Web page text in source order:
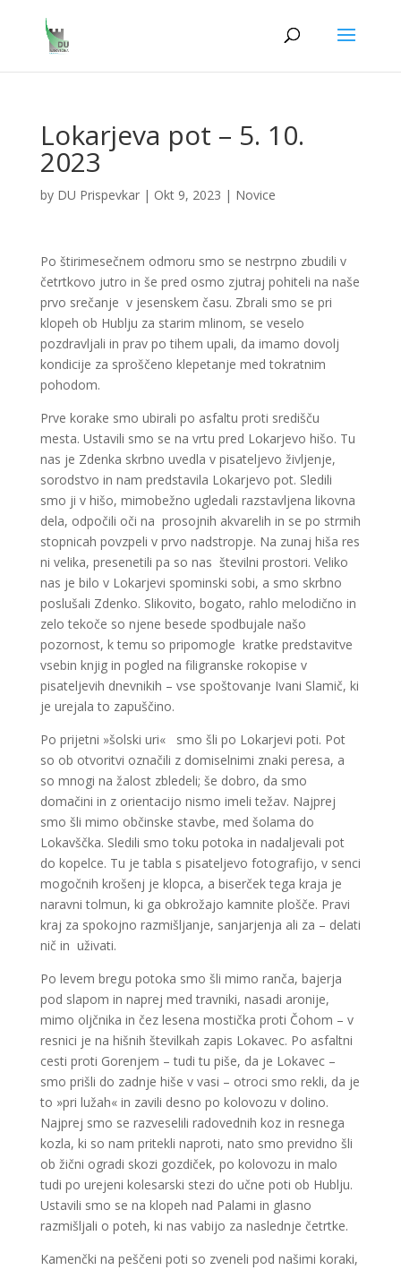
Lokarjeva pot – 5. 10.
2023
by DU Prispevkar| Okt 9, 2023 | Novice
Po štirimesečnem odmoru smo se nestrpno zbudili v
četrtkovo jutro in še pred osmo zjutraj pohiteli na naše
prvo srečanje v jesenskem času. Zbrali smo se pri
klopeh ob Hublju za starim mlinom, se veselo
pozdravljali in prav po tihem upali, da imamo dovolj
kondicije za sproščeno klepetanje med tokratnim
pohodom.
Prve korake smo ubirali po asfaltu proti središču
mesta. Ustavili smo se na vrtu pred Lokarjevo hišo. Tu
nas je Zdenka skrbno uvedla v pisateljevo življenje,
sorodstvo in nam predstavila Lokarjevo pot. Sledili
smo ji v hišo, mimobežno ugledali razstavljena likovna
dela, odpočili oči na prosojnih akvarelih in se po strmih
stopnicah povzpeli v prvo nadstropje. Na zunaj hiša res
ni velika, presenetili pa so nas številni prostori. Veliko
nas je bilo v Lokarjevi spominski sobi, a smo skrbno
poslušali Zdenko. Slikovito, bogato, rahlo melodično in
zelo tekoče so njene besede spodbujale našo
pozornost, k temu so pripomogle kratke predstavitve
vsebin knjig in pogled na filigranske rokopise v
pisateljevih dnevnikih – vse spoštovanje Ivani Slamič, ki
je urejala to zapuščino.
Po prijetni »šolski uri« smo šli po Lokarjevi poti. Pot
so ob otvoritvi označili z domiselnimi znaki peresa, a
so mnogi na žalost zbledeli; še dobro, da smo
domačini in z orientacijo nismo imeli težav. Najprej
smo šli mimo občinske stavbe, med šolama do
Lokavščka. Sledili smo toku potoka in nadaljevali pot
do kopelce. Tu je tabla s pisateljevo fotografijo, v senci
mogočnih krošenj je klopca, a biserček tega kraja je
naravni tolmun, ki ga obkrožajo kamnite plošče. Pravi
kraj za spokojno razmišljanje, sanjarjenja ali za – delati
nič in uživati.
Po levem bregu potoka smo šli mimo ranča, bajerja
pod slapom in naprej med travniki, nasadi aronije,
mimo oljčnika in čez lesena mostička proti Čohom – v
resnici je na hišnih številkah zapis Lokavec. Po asfaltni
cesti proti Gorenjem – tudi tu piše, da je Lokavec –
smo prišli do zadnje hiše v vasi – otroci smo rekli, da je
to »pri lužah« in zavili desno po kolovozu v dolino.
Najprej smo se razveselili radovednih koz in resnega
kozla, ki so nam pritekli naproti, nato smo previdno šli
ob žični ogradi skozi gozdiček, po kolovozu in malo
tudi po urejeni kolesarski stezi do učne poti ob Hublju.
Ustavili smo se na klopeh nad Palami in glasno
razmišljali o poteh, ki nas vabijo za naslednje četrtke.
Kamenčki na peščeni poti so zveneli pod našimi koraki,